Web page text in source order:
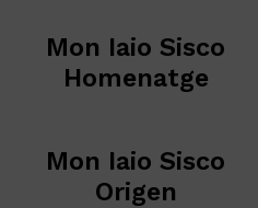
Mon Iaio Sisco
Homenatge
Mon Iaio Sisco
Origen